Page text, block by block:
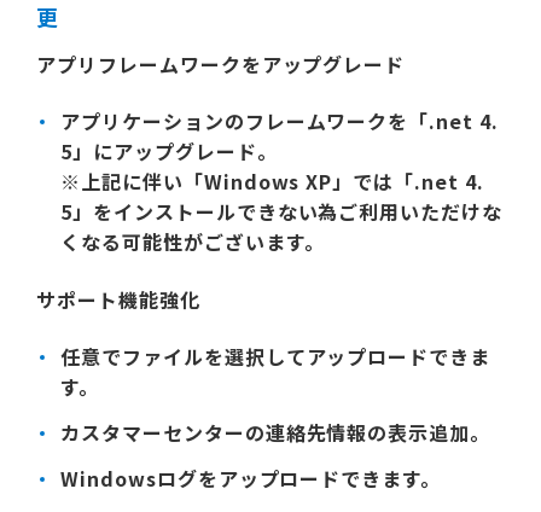
更
アプリフレームワークをアップグレード
アプリケーションのフレームワークを「.net 4.
5」にアップグレード。
※上記に伴い「Windows XP」では「.net 4.
5」をインストールできない為ご利用いただけな
くなる可能性がございます。
サポート機能強化
任意でファイルを選択してアップロードできま
す。
カスタマーセンターの連絡先情報の表示追加。
Windowsログをアップロードできます。